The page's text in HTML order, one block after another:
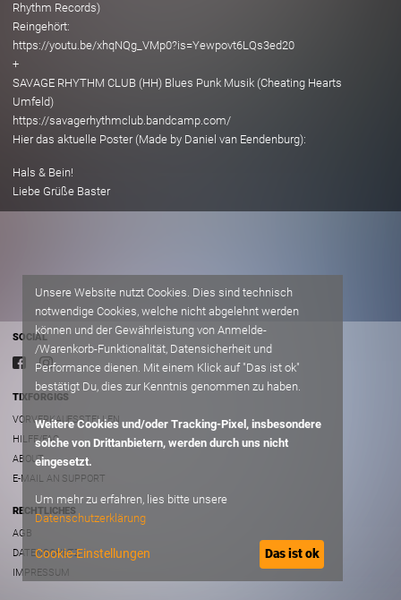
Rhythm Records)
Reingehört:
https://youtu.be/xhqNQg_VMp0?is=Yewpovt6LQs3ed20
+
SAVAGE RHYTHM CLUB (HH) Blues Punk Musik (Cheating Hearts
Umfeld)
https://savagerhythmclub.bandcamp.com/
Hier das aktuelle Poster (Made by Daniel van Eendenburg):
Hals & Bein!
Liebe Grüße Baster
SOCIAL
TIXFORGIGS
VORVERKAUFSSTELLEN
HILFE/FAQ
ABOUT
E-MAIL AN SUPPORT
RECHTLICHES
AGB
DATENSCHUTZ
IMPRESSUM
Unsere Website nutzt Cookies. Dies sind technisch
notwendige Cookies, welche nicht abgelehnt werden
können und der Gewährleistung von Anmelde-
/Warenkorb-Funktionalität, Datensicherheit und
Performance dienen. Mit einem Klick auf "Das ist ok"
bestätigt Du, dies zur Kenntnis genommen zu haben.
Weitere Cookies und/oder Tracking-Pixel, insbesondere
solche von Drittanbietern, werden durch uns nicht
eingesetzt.
Um mehr zu erfahren, lies bitte unsere
Datenschutzerklärung
Cookie-Einstellungen Das ist ok